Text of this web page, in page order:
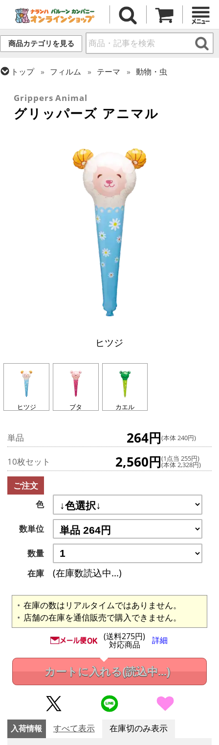
商品カテゴリを見る
トップ フィルム テーマ
動物・虫
Grippers Animal
グリッパーズ アニマル
ヒツジ
ヒツジ ブタ カエル
単品 264円(本体 240円)
10枚セット 2,560円(1点当 255円)
(本体 2,328円)
ご注文
色
数単位
数量
在庫
(在庫数読込中...)
在庫の数はリアルタイムではありません。
店舗の在庫を通信販売で購入できません。
(送料275円)
対応商品 詳細
カートに入れる(読込中...)
入荷情報 すべて表示 在庫切のみ表示